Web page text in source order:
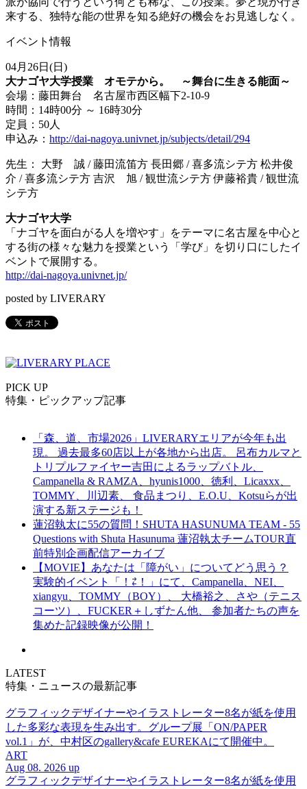
来する、独特な能の世界を知る絶好の機会をお見逃しなく。
イベント情報
04月26日(日)
大ナゴヤ大学授業 オモテから。 ～舞台に生きる能面～
会場：藤田舞台 名古屋市西区幅下2-10-9
時間：14時00分 ～ 16時30分
定員：50人
申込み： http://dai-nagoya.univnet.jp/subjects/detail/294
先生： 大野 誠 / 藤田流笛方 長田郷 / 喜多流シテ方 松井俊
介 / 喜多流シテ方 吉沢 旭 / 観世流シテ方 伊藤裕貴 / 観世流
シテ方
大ナゴヤ大学
「ナゴヤを面白がる人を増やす」をテーマに名古屋を中心と
する街の様々な魅力を授業という「学び」を切り口にしたイ
ベントで展開する。
http://dai-nagoya.univnet.jp/
posted by LIVERARY
PICK UP
特集・ピックアップ記事
「森、道、市場2026」LIVERARYエリアが今年も出
現。 過去最多60店以上が各地から出店。 呂布カルマと
トリプルファイヤー吉田によるラップバトル、
Campanella & RAMZA、hyunis1000、徳利、Licaxxx、
TOMMY、川辺素、 食品まつり、E.O.U、Kotsuらが出
演する新ステージも！
蓮沼執太に55の質問！SHUTA HASUNUMA TEAM - 55
Questions with Shuta Hasunuma 蓮沼執太チームTOUR直
前特別企画配信アーカイブ
【MOVIE】あなたは「障がい」についてどう思う？
実験的イベント「！⇄！」にて、Campanella、NEI、
xiangyu、TOMMY（BOY）、 大橋裕之、さや（テニス
コーツ）、FUCKER＋しずたん他、 参加者たちの声を
集めた記録映像が公開！
LATEST
特集・ニュースの最新記事
グラフィックデザイナーやイラストレーター8名が紙を使用
した多彩な表現を生み出す。グループ展「ON/PAPER
vol.1」が、中村区のgallery&cafe EUREKAにて開催中。
ART
Aug 08. 2026 up
グラフィックデザイナーやイラストレーター8名が紙を使用